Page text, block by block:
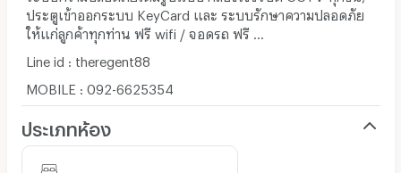
ประตูเข้าออกระบบ KeyCard และ ระบบรักษาความปลอดภัย
ให้แก่ลูกค้าทุกท่าน ฟรี wifi / จอดรถ ฟรี ...
Line id : theregent88
MOBILE : 092-6625354
ประเภทห้อง